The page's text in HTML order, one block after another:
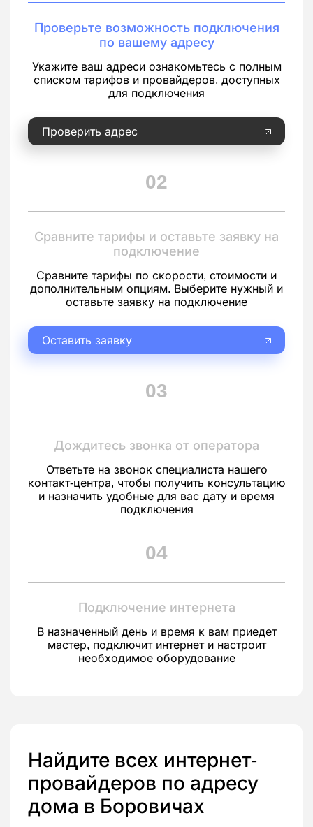
Проверьте возможность подключения
по вашему адресу
Укажите ваш адреси ознакомьтесь с полным
списком тарифов и провайдеров, доступных
для подключения
Проверить адрес
02
Сравните тарифы и оставьте заявку на
подключение
Сравните тарифы по скорости, стоимости и
дополнительным опциям. Выберите нужный и
оставьте заявку на подключение
Оставить заявку
03
Дождитесь звонка от оператора
Ответьте на звонок специалиста нашего
контакт-центра, чтобы получить консультацию
и назначить удобные для вас дату и время
подключения
04
Подключение интернета
В назначенный день и время к вам приедет
мастер, подключит интернет и настроит
необходимое оборудование
Найдите всех интернет-
провайдеров по адресу
дома в Боровичах